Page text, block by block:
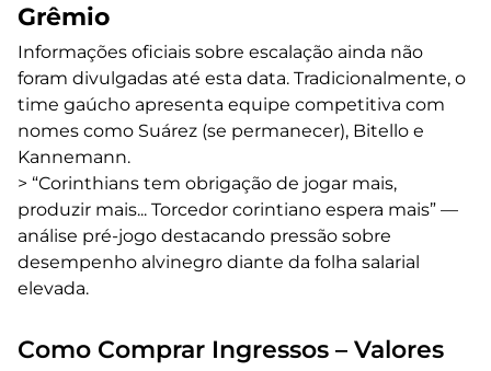
Grêmio
Informações oficiais sobre escalação ainda não
foram divulgadas até esta data. Tradicionalmente, o
time gaúcho apresenta equipe competitiva com
nomes como Suárez (se permanecer), Bitello e
Kannemann.
> “Corinthians tem obrigação de jogar mais,
produzir mais... Torcedor corintiano espera mais” —
análise pré-jogo destacando pressão sobre
desempenho alvinegro diante da folha salarial
elevada.
Como Comprar Ingressos – Valores